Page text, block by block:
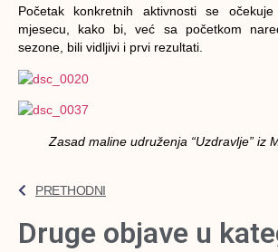
Početak konkretnih aktivnosti se
mjesecu, kako bi, već sa početkom
sezone, bili vidljivi i prvi rezultati.
Zasad maline udruženja “Uzdravlje” iz
PRETHODNI
Druge objave u